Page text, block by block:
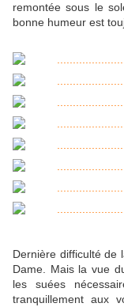
remontée sous le
bonne humeur est
Dernière difficulté de
Dame. Mais la vue
les suées
tranquillement aux